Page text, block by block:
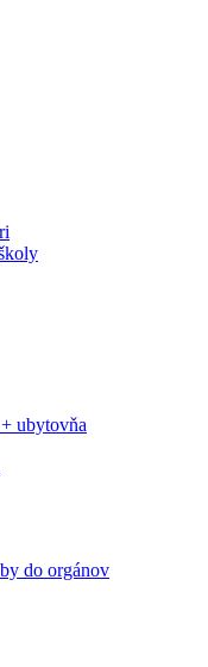
ubytovňa
do orgánov